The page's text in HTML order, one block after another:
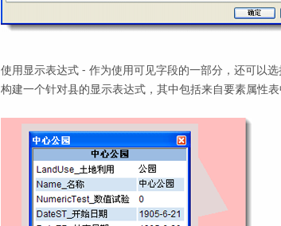
使用显示表达式 - 作为使用可见字段的一部分，还可以
构建一个针对县的显示表达式，其中包括来自要素属性